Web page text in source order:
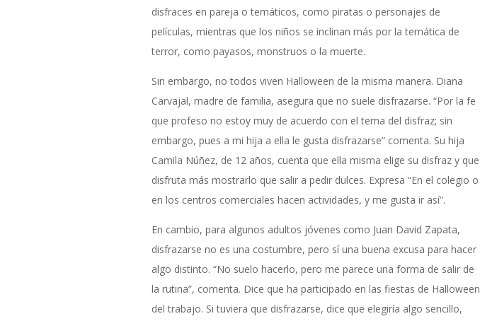
disfraces en pareja o temáticos, como piratas o personajes de
películas, mientras que los niños se inclinan más por la temática de
terror, como payasos, monstruos o la muerte.
Sin embargo, no todos viven Halloween de la misma manera. Diana
Carvajal, madre de familia, asegura que no suele disfrazarse. “Por la fe
que profeso no estoy muy de acuerdo con el tema del disfraz; sin
embargo, pues a mi hija a ella le gusta disfrazarse” comenta. Su hija
Camila Núñez, de 12 años, cuenta que ella misma elige su disfraz y que
disfruta más mostrarlo que salir a pedir dulces. Expresa “En el colegio o
en los centros comerciales hacen actividades, y me gusta ir así”.
En cambio, para algunos adultos jóvenes como Juan David Zapata,
disfrazarse no es una costumbre, pero sí una buena excusa para hacer
algo distinto. “No suelo hacerlo, pero me parece una forma de salir de
la rutina”, comenta. Dice que ha participado en las fiestas de Halloween
del trabajo. Si tuviera que disfrazarse, dice que elegiría algo sencillo,